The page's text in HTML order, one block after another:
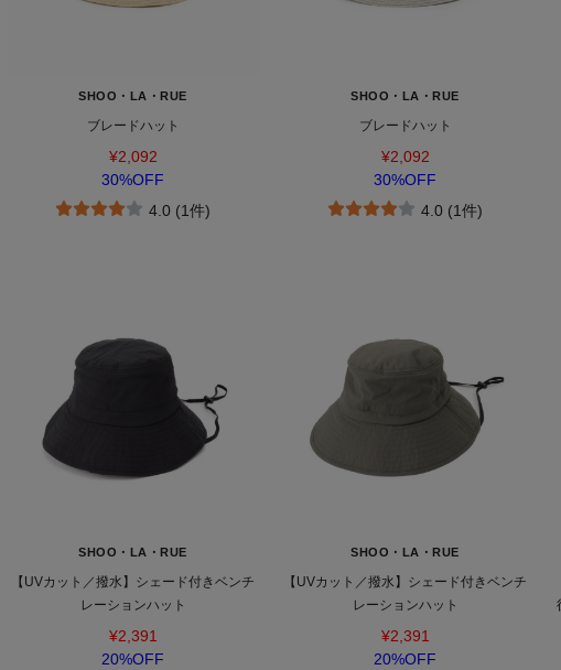
SHOO・LA・RUE
ブレードハット
¥2,092
30%OFF
4.0 (1件)
SHOO・LA・RUE
ブレードハット
¥2,092
30%OFF
4.0 (1件)
SHOO・LA・RUE
【UVカット／撥水】シェード付きベンチ
レーションハット
¥2,391
20%OFF
SHOO・LA・RUE
【UVカット／撥水】シェード付きベンチ
レーションハット
¥2,391
20%OFF